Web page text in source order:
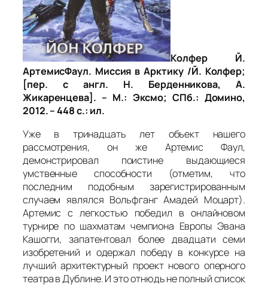
Колфер Й.
АртемисФаул. Миссия в Арктику /Й. Колфер;
[пер. с англ. Н. Берденникова, А.
Жикаренцева]. – М.: Эксмо; СПб.: Домино,
2012. – 448 с.: ил.
Уже в тринадцать лет объект нашего
рассмотрения, он же Артемис Фаул,
демонстрировал поистине выдающиеся
умственные способности (отметим, что
последним подобным зарегистрированным
случаем являлся Вольфганг Амадей Моцарт).
Артемис с легкостью победил в онлайновом
турнире по шахматам чемпиона Европы Эвана
Кашогги, запатентовал более двадцати семи
изобретений и одержал победу в конкурсе на
лучший архитектурный проект нового оперного
театра в Дублине. И это отнюдь не полный список